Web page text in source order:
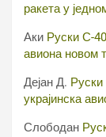
ракета у
Аки Руски С-
авиона новом
Дејан Д.
украјинска
Слободан